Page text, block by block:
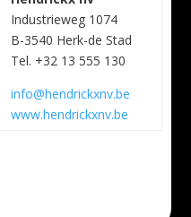
Industrieweg 1074
B-3540 Herk-de Stad
Tel. +32 13 555 130
info@hendrickxnv.be
www.hendrickxnv.be